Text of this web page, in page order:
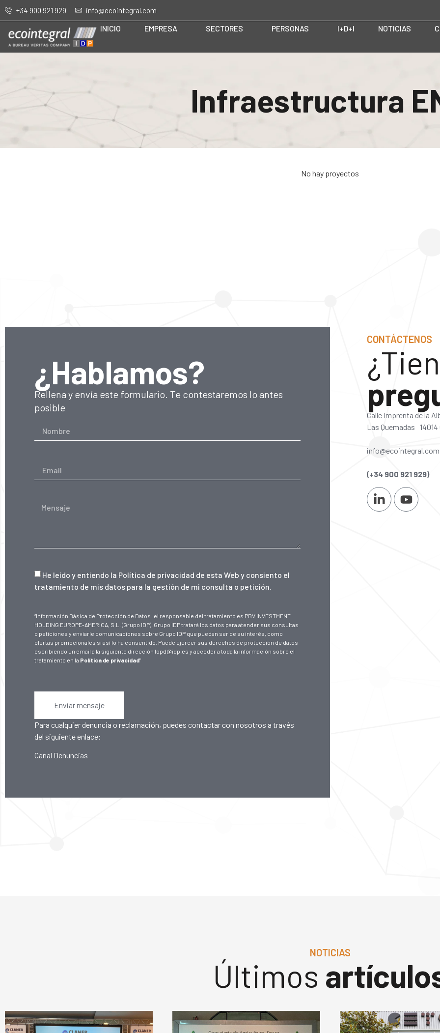
+34 900 921 929 info@ecointegral.com
INICIO EMPRESA SECTORES PERSONAS I+D+I NOTICIAS
Infraestructura
No hay proyectos
¿Hablamos?
Rellena y envía este formulario. Te contestaremos lo antes
posible
He leído y entiendo la Política de privacidad de esta Web y consiento el
tratamiento de mis datos para la gestión de mi consulta o petición.
“Información Básica de Protección de Datos: el responsable del tratamiento es PBV INVESTMENT
HOLDING EUROPE-AMERICA, S.L. (Grupo IDP). Grupo IDP tratará los datos para atender sus consultas
o peticiones y enviarle comunicaciones sobre Grupo IDP que puedan ser de su interés, como
ofertas promocionales si así lo ha consentido. Puede ejercer sus derechos de protección de datos
escribiendo un email a la siguiente dirección lopd@idp.es y acceder a toda la información sobre el
tratamiento en la Política de privacidad"
Enviar mensaje
Para cualquier denuncia o reclamación, puedes contactar con nosotros a través
del siguiente enlace:
Canal Denuncias
CONTÁCTENOS
Calle Imprenta de la
Las Quemadas 14014
info@ecointegral.com
(+34 900 921 929)
NOTICIAS
Últimos